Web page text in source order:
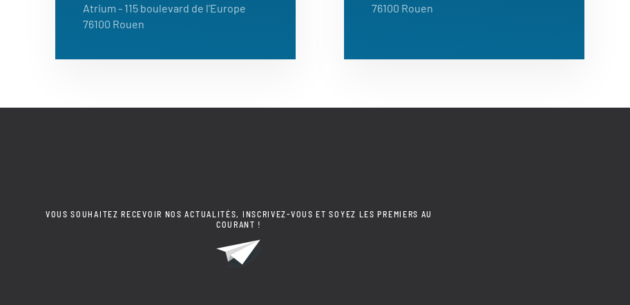
Atrium - 115 boulevard de l'Europe
76100 Rouen
76100 Rouen
VOUS SOUHAITEZ RECEVOIR NOS ACTUALITÉS, INSCRIVEZ-VOUS ET SOYEZ LES PREMIERS AU
COURANT !